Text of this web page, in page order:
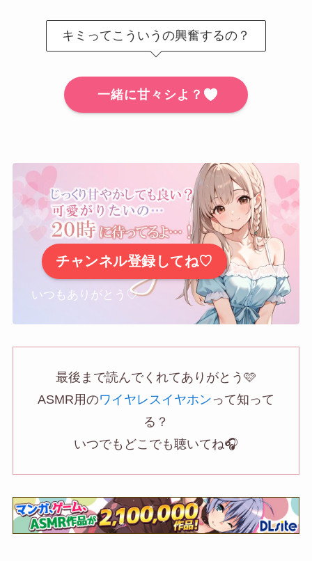
キミってこういうの興奮するの？
一緒に甘々シよ？
チャンネル登録してね♡
いつもありがとう♡
最後まで読んでくれてありがとう🩷
ASMR用のワイヤレスイヤホンって知って
る？
いつでもどこでも聴いてね🎧